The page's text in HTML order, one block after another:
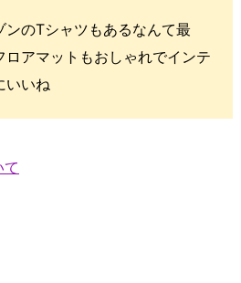
ンのTシャツもあるなんて最
ロアマットもおしゃれでインテ
いいね